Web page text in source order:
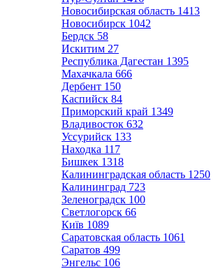
Новосибирская область 1413
Новосибирск 1042
Бердск 58
Искитим 27
Республика Дагестан 1395
Махачкала 666
Дербент 150
Каспийск 84
Приморский край 1349
Владивосток 632
Уссурийск 133
Находка 117
Бишкек 1318
Калининградская область 1250
Калининград 723
Зеленоградск 100
Светлогорск 66
Київ 1089
Саратовская область 1061
Саратов 499
Энгельс 106